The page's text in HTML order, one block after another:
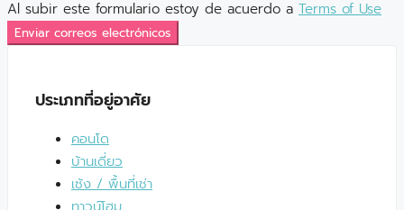
Al subir este formulario estoy de acuerdo a Terms of Use
Enviar correos electrónicos
ประเภทที่อยู่อาศัย
คอนโด
บ้านเดี่ยว
เซ้ง / พื้นที่เช่า
ทาวน์โฮม